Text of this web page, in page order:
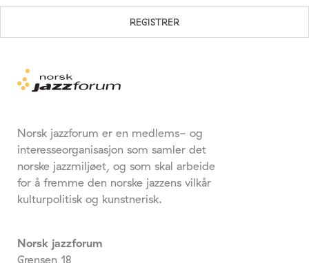
Norsk jazzforum er en medlems- og
interesseorganisasjon som samler det
norske jazzmiljøet, og som skal arbeide
for å fremme den norske jazzens vilkår
kulturpolitisk og kunstnerisk.
Norsk jazzforum
Grensen 18